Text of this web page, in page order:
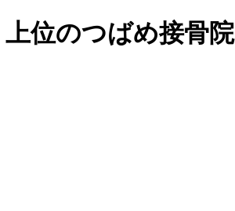
位のつばめ接骨院